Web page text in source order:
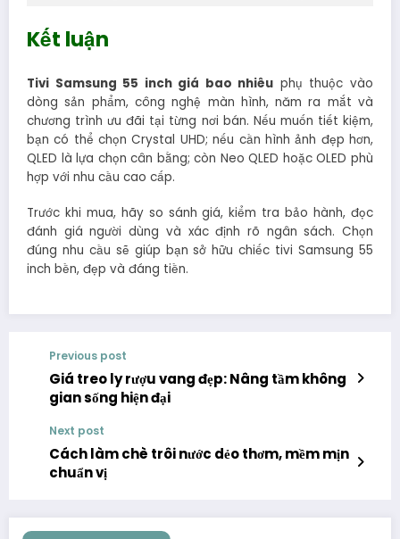
Kết luận
Tivi Samsung 55 inch giá bao nhiêu phụ thuộc vào
dòng sản phẩm, công nghệ màn hình, năm ra mắt và
chương trình ưu đãi tại từng nơi bán. Nếu muốn tiết kiệm,
bạn có thể chọn Crystal UHD; nếu cần hình ảnh đẹp hơn,
QLED là lựa chọn cân bằng; còn Neo QLED hoặc OLED phù
hợp với nhu cầu cao cấp.
Trước khi mua, hãy so sánh giá, kiểm tra bảo hành, đọc
đánh giá người dùng và xác định rõ ngân sách. Chọn
đúng nhu cầu sẽ giúp bạn sở hữu chiếc tivi Samsung 55
inch bền, đẹp và đáng tiền.
Previous post
Giá treo ly rượu vang đẹp: Nâng tầm không
gian sống hiện đại
Next post
Cách làm chè trôi nước dẻo thơm, mềm mịn
chuẩn vị